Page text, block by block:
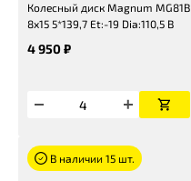
Колесный диск Magnum MG81B
8x15 5*139,7 Et:-19 Dia:110,5 B
4 950 ₽
В наличии 15 шт.